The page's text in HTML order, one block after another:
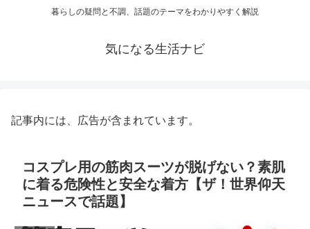
暮らしの疑問と不調、話題のテーマをわかりやすく解説
気になる生活ナビ
記事内には、広告が含まれています。
コスプレ用の筋肉スーツが脱げない？素肌
に着る危険性と安全な着方【ザ！世界仰天
ニュースで話題】